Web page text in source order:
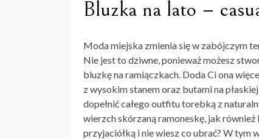
Bluzka na lato –
Moda miejska zmienia się w zabójczym
Nie jest to dziwne, ponieważ możesz
bluzkę na ramiączkach. Doda Ci ona
z wysokim stanem oraz butami na
dopełnić całego outfitu torebką z
wierzch skórzaną ramoneskę, jak
przyjaciółką i nie wiesz co ubrać? W tym